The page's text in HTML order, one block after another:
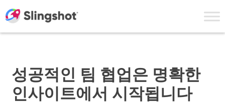
성공적인 팀 협업은 명확한
인사이트에서 시작됩니다